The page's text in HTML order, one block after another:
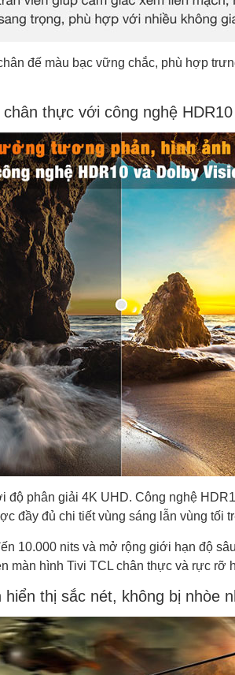
đế màu bạc vững chắc, phù hợp
thực với công nghệ
độ phân giải 4K UHD. Công nghệ
đầy đủ chi tiết vùng sáng lẫn vùng tối
10.000 nits và mở rộng giới hạn độ
màn hình Tivi TCL chân thực và rực
thị sắc nét, không bị nhòe